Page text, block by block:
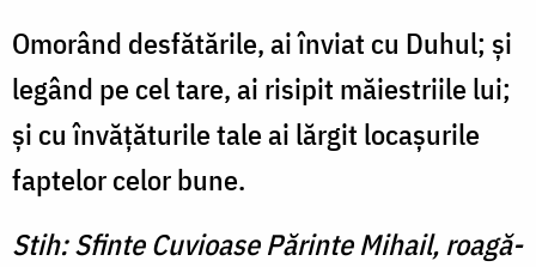
Omorând desfătările, ai înviat cu Duhul; şi
legând pe cel tare, ai risipit măiestriile lui;
şi cu învăţăturile tale ai lărgit locaşurile
faptelor celor bune.
Stih: Sfinte Cuvioase Părinte Mihail, roagă-